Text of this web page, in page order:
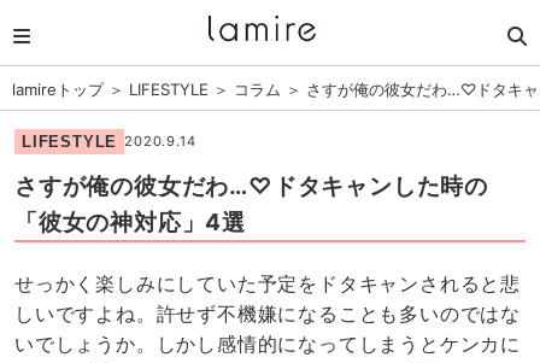
lamireトップ＞ LIFESTYLE ＞ コラム ＞ さすが俺の彼女だわ…♡ドタキ
LIFESTYLE 2020.9.14
さすが俺の彼女だわ…♡ドタキャンした時の
「彼女の神対応」4選
せっかく楽しみにしていた予定をドタキャンされると悲
しいですよね。許せず不機嫌になることも多いのではな
いでしょうか。しかし感情的になってしまうとケンカに